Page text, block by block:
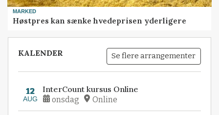
MARKED
Høstpres kan sænke hvedeprisen yderligere
KALENDER Se flere arrangementer
12
AUG
InterCount kursus Online
onsdag Online